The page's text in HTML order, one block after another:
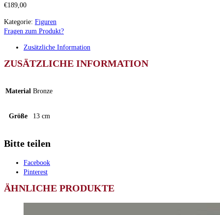
€189,00
Kategorie: Figuren
Fragen zum Produkt?
Zusätzliche Information
ZUSÄTZLICHE INFORMATION
Material Bronze
Größe 13 cm
Bitte teilen
Facebook
Pinterest
ÄHNLICHE PRODUKTE